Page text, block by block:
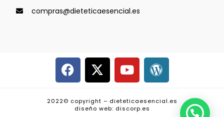
compras@dieteticaesencial.es
2022© copyright – dieteticaesencial.es
diseño web: discorp.es